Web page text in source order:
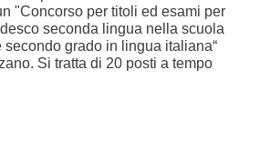
"Concorso per titoli ed esami per
seconda lingua nella scuola
grado in lingua italiana“
Si tratta di 20 posti a tempo